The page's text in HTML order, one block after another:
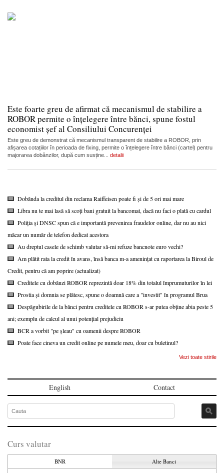
Este foarte greu de afirmat că mecanismul de stabilire a
ROBOR permite o înțelegere între bănci, spune fostul
economist șef al Consiliului Concurenței
Este greu de demonstrat că mecanismul transparent de stabilire a ROBOR, prin
afișarea cotațiilor în perioada de fixing, permite o înțelegere între bănci (cartel) pentru
majorarea dobânzilor, după cum susține... detalii
Dobânda la creditul din reclama Raiffeisen poate fi și de 5 ori mai mare
Libra nu te mai lasă să scoți bani gratuit la bancomat, dacă nu faci o plată cu cardul
Poliția și DNSC spun că e importantă prevenirea fraudelor online, dar nu au nici
măcar un număr de telefon dedicat acestora
Au dreptul casele de schimb valutar să-mi refuze bancnote euro vechi?
Am plătit rata la credit în avans, însă banca m-a amenințat cu raportarea la Biroul de
Credit, pentru că am poprire (actualizat)
Creditele cu dobânzi ROBOR reprezintă doar 18% din totalul împrumuturilor în lei
Prostia și domnia se plătesc, spune o doamnă care a "investit" în programul Brua
Despăgubirile de la bănci pentru creditele cu ROBOR s-ar putea obține abia peste 5
ani; exemplu de calcul al unui potențial prejudiciu
BCR a vorbit "pe șleau" cu oamenii despre ROBOR
Poate face cineva un credit online pe numele meu, doar cu buletinul?
Vezi toate stirile
English Contact
Curs valutar
BNR Alte Banci